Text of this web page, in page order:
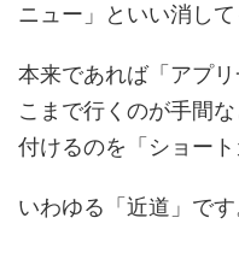
ニュー」といい消して
本来であれば「アプ
こまで行くのが手間
付けるのを「ショート
いわゆる「近道」です